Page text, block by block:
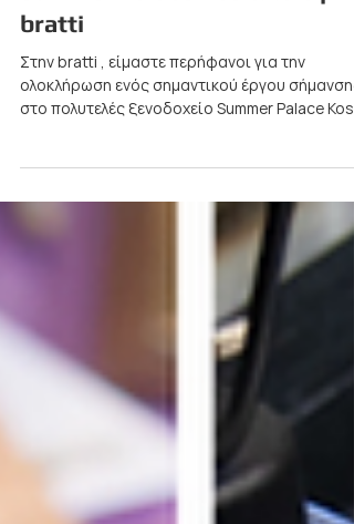
15 Ιουλ 2024
Κορυφαία Σήμανση στο
Summer Palace Kos από την
bratti
Στην bratti , είμαστε περήφανοι για την
ολοκλήρωση ενός σημαντικού έργου σήμανσης
στο πολυτελές ξενοδοχείο Summer Palace Kos.
Με την...